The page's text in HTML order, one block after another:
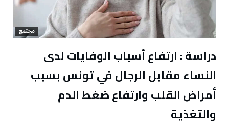
مجتمع
دراسة : ارتفاع أسباب الوفايات لدى
النساء مقابل الرجال في تونس بسبب
أمراض القلب وارتفاع ضغط الدم
والتغذية